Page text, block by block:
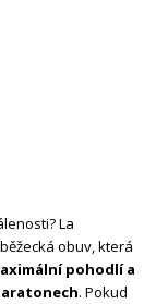
La
obuv, která
pohodlí a
. Pokud